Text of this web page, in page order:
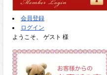
会員登録
ログイン
ようこそ、 ゲスト 様